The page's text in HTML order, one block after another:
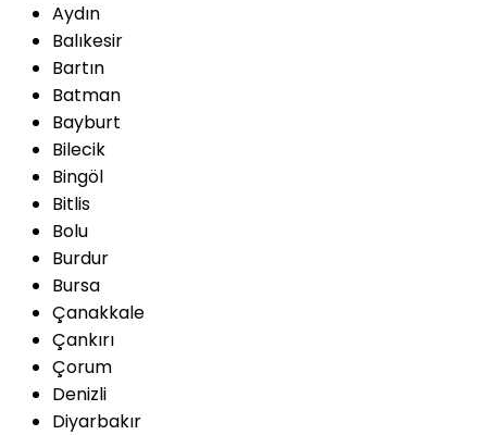
Aydın
Balıkesir
Bartın
Batman
Bayburt
Bilecik
Bingöl
Bitlis
Bolu
Burdur
Bursa
Çanakkale
Çankırı
Çorum
Denizli
Diyarbakır